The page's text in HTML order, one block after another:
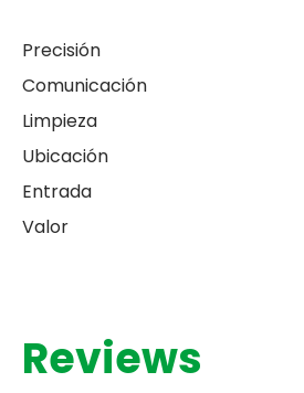
Precisión
Comunicación
Limpieza
Ubicación
Entrada
Valor
Reviews